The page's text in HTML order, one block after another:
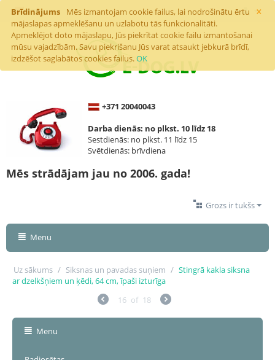
×
Brīdinājums
Mēs izmantojam cookie failus, lai nodrošinātu ērtu
mājaslapas apmeklēšanu un uzlabotu tās funkcionalitāti.
Apmeklējot doto mājaslapu, Jūs piekrītat cookie failu izmantošanai
mūsu vajadzībām. Savu piekrišanu Jūs varat atsaukt jebkurā brīdī,
izdzēšot saglabātos cookies failus.OK
+371 20040043
Darba dienās: no plkst. 10 līdz 18
Sestdienās: no plkst. 11 līdz 15
Svētdienās: brīvdiena
Mēs strādājam jau no 2006. gada!
Grozs ir tukšs
Menu
Uz sākums / Siksnas un pavadas suņiem / Stingrā kakla siksna
ar dzelkšņiem un ķēdi, 64 cm, īpaši izturīga
16 of 18
Menu